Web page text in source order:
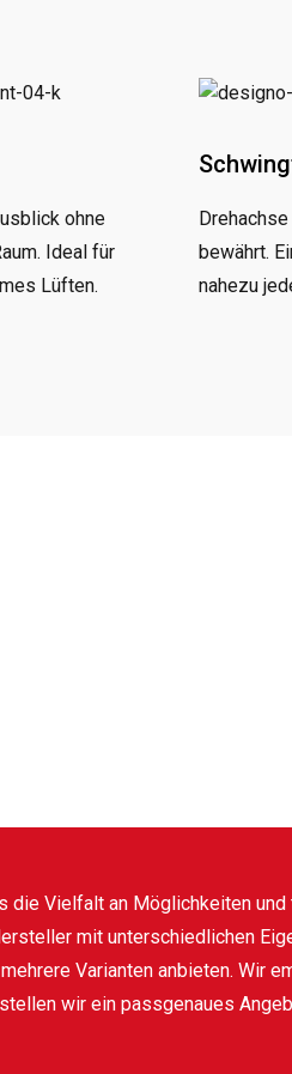
ohne
Ideal für
Lüften.
bewährt.
nahezu
die Vielfalt an Möglichkeiten
mit unterschiedlichen
Varianten anbieten. Wir
wir ein passgenaues